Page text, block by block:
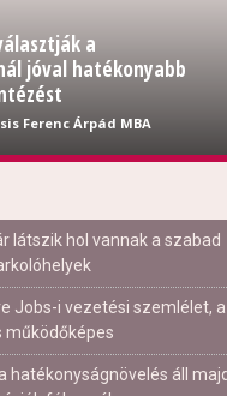
a
jóval hatékonyabb
Ferenc Árpád MBA
látszik hol vannak a szabad
Jobs-i vezetési szemlélet, a
működőképes
hatékonyságnövelés áll majd